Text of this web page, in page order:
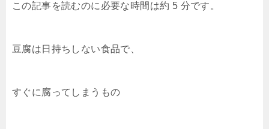
c
b
o
tt e
a
c
et
e p
この記事を読むのに必要な時間は約 5 分です。
豆腐は日持ちしない食品で、
すぐに腐ってしまうもの